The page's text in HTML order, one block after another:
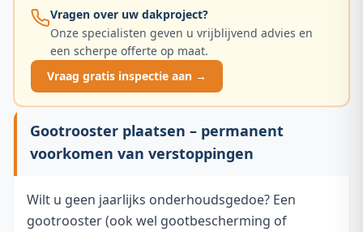
Vragen over uw dakproject?
Onze specialisten geven u vrijblijvend advies en
een scherpe offerte op maat.
Vraag gratis inspectie aan →
Gootrooster plaatsen – permanent
voorkomen van verstoppingen
Wilt u geen jaarlijks onderhoudsgedoe? Een
gootrooster (ook wel gootbescherming of